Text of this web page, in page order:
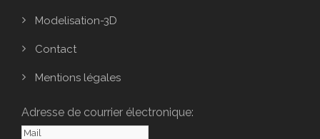
Modelisation-3D
Contact
Mentions légales
Adresse de courrier électronique: